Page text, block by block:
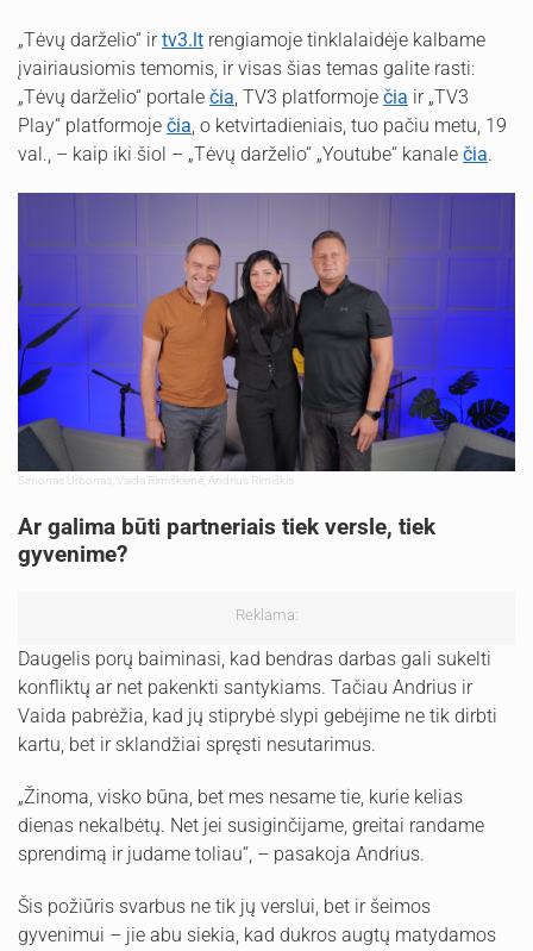
„Tėvų darželio“ irtv3.lt rengiamoje tinklalaidėje kalbame
įvairiausiomis temomis, ir visas šias temas galite rasti:
„Tėvų darželio“ portale čia , TV3 platformoje čia ir „TV3
Play“ platformoje čia , o ketvirtadieniais, tuo pačiu metu, 19
val., – kaip iki šiol – „Tėvų darželio“ „Youtube“ kanale čia.
Simonas Urbonas, Vaida Rimiškienė, Andrius Rimiškis
Ar galima būti partneriais tiek versle, tiek
gyvenime?
Reklama:
Daugelis porų baiminasi, kad bendras darbas gali sukelti
konfliktų ar net pakenkti santykiams. Tačiau Andrius ir
Vaida pabrėžia, kad jų stiprybė slypi gebėjime ne tik dirbti
kartu, bet ir sklandžiai spręsti nesutarimus.
„Žinoma, visko būna, bet mes nesame tie, kurie kelias
dienas nekalbėtų. Net jei susiginčijame, greitai randame
sprendimą ir judame toliau“, – pasakoja Andrius.
Šis požiūris svarbus ne tik jų verslui, bet ir šeimos
gyvenimui – jie abu siekia, kad dukros augtų matydamos